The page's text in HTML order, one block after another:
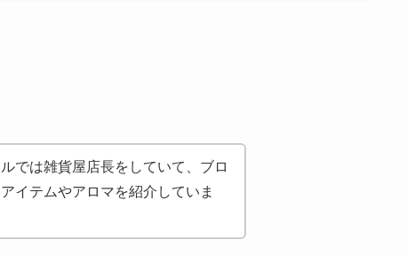
では雑貨屋店長をしていて、ブロ
イテムやアロマを紹介していま